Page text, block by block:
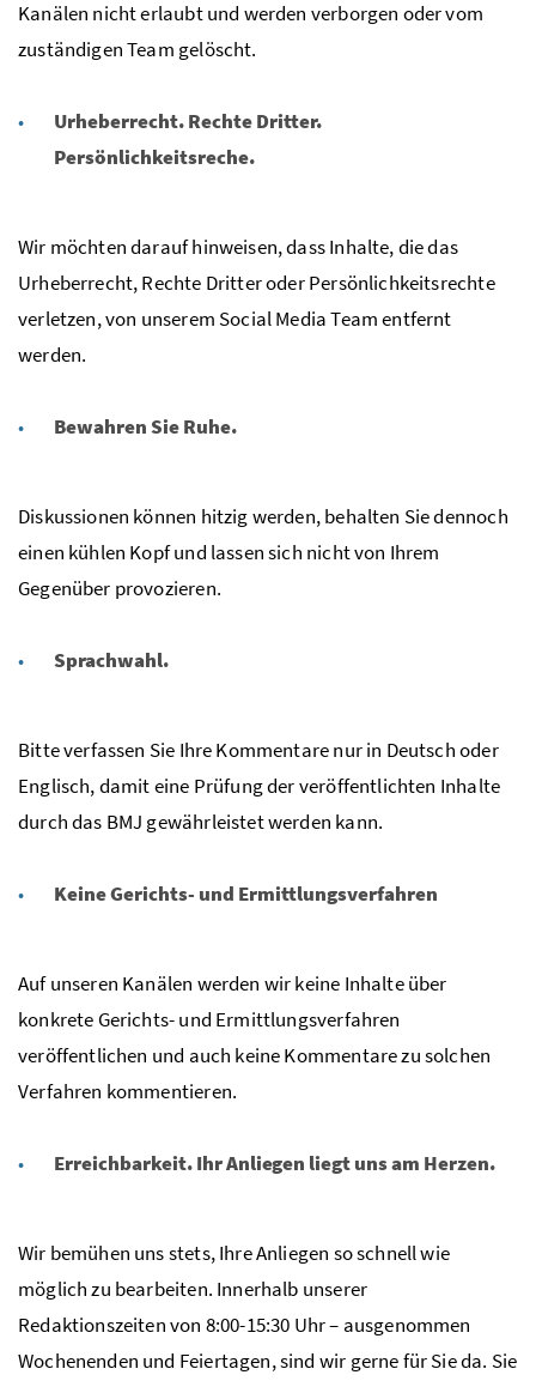
Kanälen nicht erlaubt und werden verborgen oder vom
zuständigen Team gelöscht.
Urheberrecht. Rechte Dritter.
Persönlichkeitsreche.
Wir möchten darauf hinweisen, dass Inhalte, die das
Urheberrecht, Rechte Dritter oder Persönlichkeitsrechte
verletzen, von unserem Social Media Team entfernt
werden.
Bewahren Sie Ruhe.
Diskussionen können hitzig werden, behalten Sie dennoch
einen kühlen Kopf und lassen sich nicht von Ihrem
Gegenüber provozieren.
Sprachwahl.
Bitte verfassen Sie Ihre Kommentare nur in Deutsch oder
Englisch, damit eine Prüfung der veröffentlichten Inhalte
durch das BMJ gewährleistet werden kann.
Keine Gerichts- und Ermittlungsverfahren
Auf unseren Kanälen werden wir keine Inhalte über
konkrete Gerichts- und Ermittlungsverfahren
veröffentlichen und auch keine Kommentare zu solchen
Verfahren kommentieren.
Erreichbarkeit. Ihr Anliegen liegt uns am Herzen.
Wir bemühen uns stets, Ihre Anliegen so schnell wie
möglich zu bearbeiten. Innerhalb unserer
Redaktionszeiten von 8:00-15:30 Uhr – ausgenommen
Wochenenden und Feiertagen, sind wir gerne für Sie da. Sie